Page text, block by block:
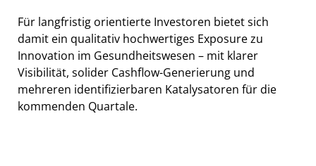
Für langfristig orientierte Investoren bietet sich
damit ein qualitativ hochwertiges Exposure zu
Innovation im Gesundheitswesen – mit klarer
Visibilität, solider Cashflow-Generierung und
mehreren identifizierbaren Katalysatoren für die
kommenden Quartale.